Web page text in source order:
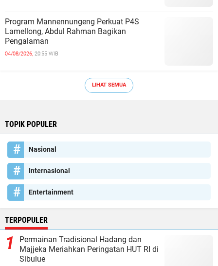
Program Mannennungeng Perkuat P4S
Lamellong, Abdul Rahman Bagikan
Pengalaman
04/08/2026, 20:55 WIB
LIHAT SEMUA
TOPIK POPULER
Nasional
Internasional
Entertainment
TERPOPULER
Permainan Tradisional Hadang dan
Majjeka Meriahkan Peringatan HUT RI di
Sibulue